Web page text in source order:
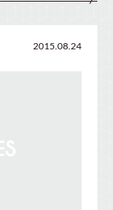
2015.08.24